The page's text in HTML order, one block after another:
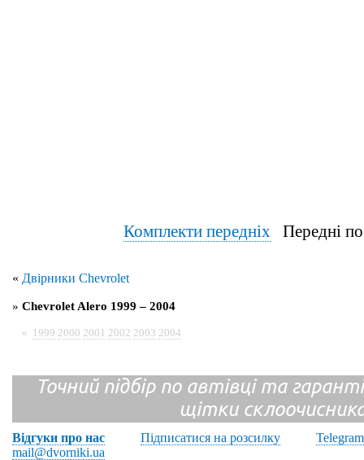
Комплекти передніхПередні
« Двірники Chevrolet
» Chevrolet Alero 1999 – 2004
» 1999 2000 2001 2002 2003 2004
Точний підбір по автівці та
щітки
Відгуки про нас Підписатися на розсилку
Telegram
mail@dvorniki.ua